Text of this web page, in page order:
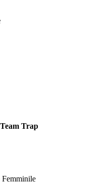
Trap
Femminile